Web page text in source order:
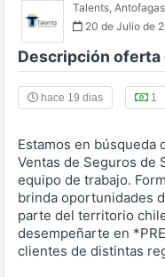
Talents,
20 de Julio de
Descripción oferta
hace 19 dias 1
Estamos en búsqueda
Ventas de Seguros de
equipo de trabajo.
brinda oportunidades
parte del territorio
desempeñarte en
clientes de distintas